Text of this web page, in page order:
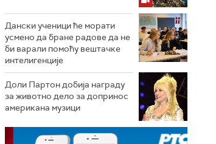
Дански ученици ће морати
усмено да бране радове да не
би варали помоћу вештачке
интелигенције
Доли Партон добија награду
за животно дело за допринос
американа музици